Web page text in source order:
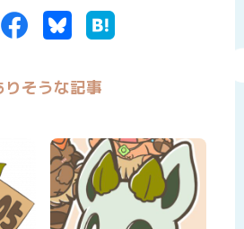
FacebookBluesky
りそうな記事